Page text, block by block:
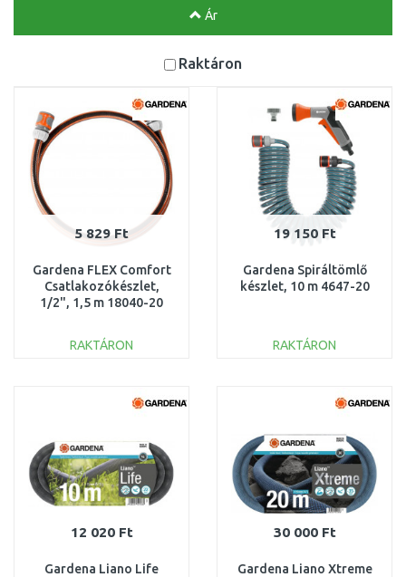
Ár
Raktáron
5 829 Ft
Gardena FLEX Comfort
Csatlakozókészlet,
1/2", 1,5 m 18040-20
RAKTÁRON
Összehasonlítás
19 150 Ft
Gardena Spiráltömlő
készlet, 10 m 4647-20
RAKTÁRON
Összehasonlítás
12 020 Ft
Gardena Liano Life
30 000 Ft
Gardena Liano Xtreme